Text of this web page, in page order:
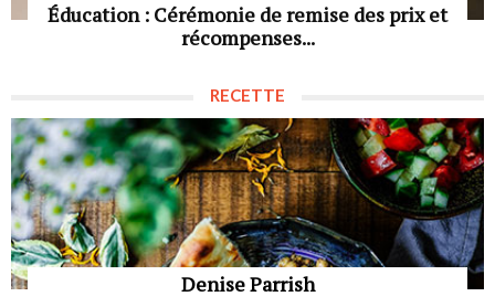
Éducation : Cérémonie de remise des prix et
récompenses...
RECETTE
Denise Parrish